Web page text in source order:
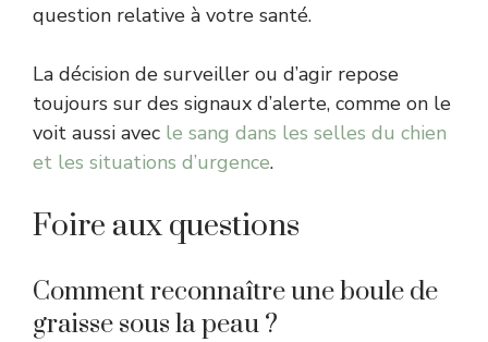
question relative à votre santé.
La décision de surveiller ou d’agir repose
toujours sur des signaux d’alerte, comme on le
voit aussi avec le sang dans les selles du chien
et les situations d’urgence.
Foire aux questions
Comment reconnaître une boule de
graisse sous la peau ?